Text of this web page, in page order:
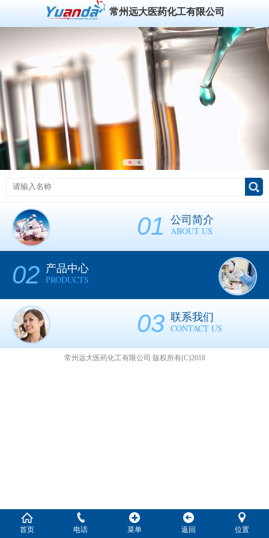
常州远大医药化工有限公司
01 公司简介
ABOUT US
02 产品中心
PRODUCTS
03 联系我们
CONTACT US
常州远大医药化工有限公司 版权所有(C)2018
首页 电话 菜单 返回 位置